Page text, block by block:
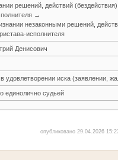
решений, действий (бездействия)
→
незаконными решений,
исполнителя
Денисович
иска (заявлении,
единолично судьей
опубликовано 29.04.2026